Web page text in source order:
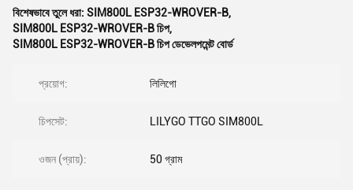
বিশেষভাবে তুলে ধরা: SIM800L ESP32-WROVER-B,
SIM800L ESP32-WROVER-B চিপ,
SIM800L ESP32-WROVER-B চিপ ডেভেলপমেন্ট বোর্ড
প্রয়োগ: লিলিগো
চিপসেট: LILYGO TTGO SIM800L
ওজন (প্রায়): 50 গ্রাম